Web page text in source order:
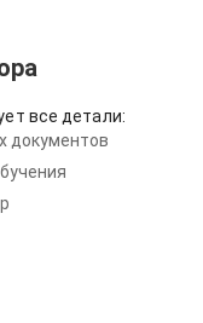
все детали:
документов